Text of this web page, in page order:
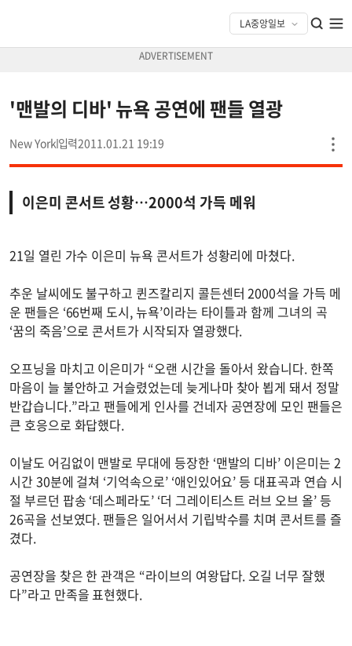
'맨발의 디바' 뉴욕 공연에 팬들 열광
New York 2011.01.21 19:19
이은미 콘서트 성황…2000석 가득 메워
21일 열린 가수 이은미 뉴욕 콘서트가 성황리에 마쳤다.
추운 날씨에도 불구하고 퀸즈칼리지 콜든센터 2000석을 가득 메
운 팬들은 ‘66번째 도시, 뉴욕’이라는 타이틀과 함께 그녀의 곡
‘꿈의 죽음’으로 콘서트가 시작되자 열광했다.
오프닝을 마치고 이은미가 “오랜 시간을 돌아서 왔습니다. 한쪽
마음이 늘 불안하고 거슬렸었는데 늦게나마 찾아 뵙게 돼서 정말
반갑습니다.”라고 팬들에게 인사를 건네자 공연장에 모인 팬들은
큰 호응으로 화답했다.
이날도 어김없이 맨발로 무대에 등장한 ‘맨발의 디바’ 이은미는 2
시간 30분에 걸쳐 ‘기억속으로’ ‘애인있어요’ 등 대표곡과 연습 시
절 부르던 팝송 ‘데스페라도’ ‘더 그레이티스트 러브 오브 올’ 등
26곡을 선보였다. 팬들은 일어서서 기립박수를 치며 콘서트를 즐
겼다.
공연장을 찾은 한 관객은 “라이브의 여왕답다. 오길 너무 잘했
다”라고 만족을 표현했다.